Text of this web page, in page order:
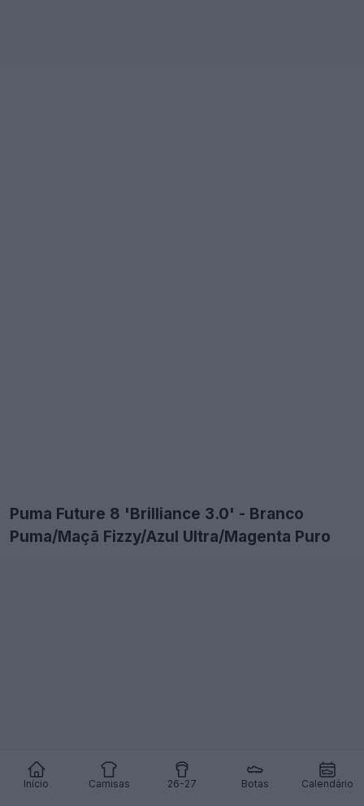
Início Camisas 26-27 Botas Calendário
Puma Future 8 'Brilliance 3.0' - Branco
Puma/Maçã Fizzy/Azul Ultra/Magenta Puro